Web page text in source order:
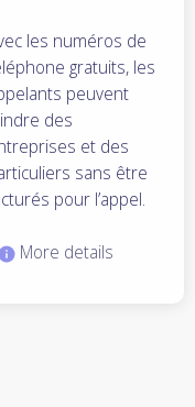
les numéros de
gratuits, les
peuvent
des
et des
sans être
pour l’appel.
More details